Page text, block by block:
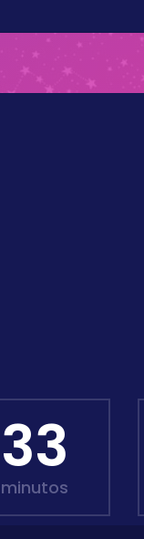
33
minutos